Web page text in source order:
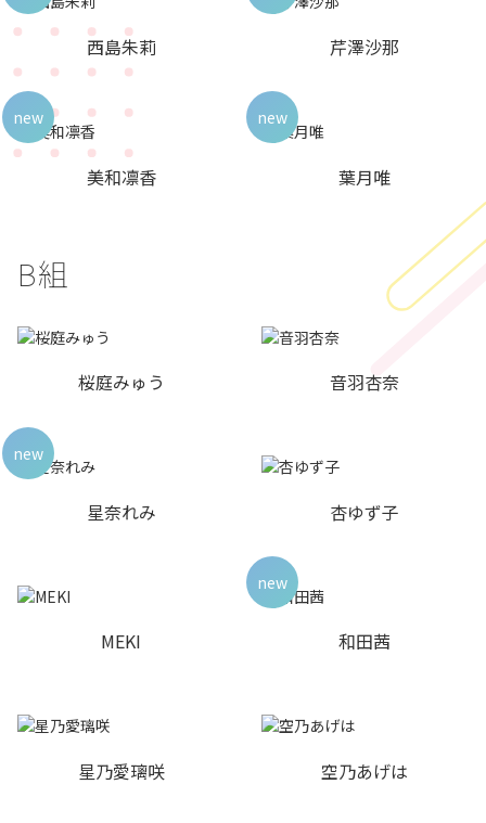
西島朱莉 芹澤沙那
美和凛香
new
葉月唯
new
B組
桜庭みゅう 音羽杏奈
星奈れみ
new
杏ゆず子
MEKI 和田茜
new
星乃愛璃咲 空乃あげは